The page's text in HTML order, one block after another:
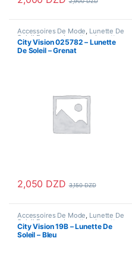
Accessoires De Mode, Lunette De
Soleil Femme ,Lunettes, Lunettes
De Soleil,Lunettes De Soleil
Homme
City Vision 025782 – Lunette
De Soleil – Grenat
2,050 DZD 3,150DZD
Accessoires De Mode, Lunette De
Soleil Femme,Lunettes Lunettes
De Soleil,Lunettes De Soleil
Homme
City Vision 19B – Lunette De
Soleil – Bleu